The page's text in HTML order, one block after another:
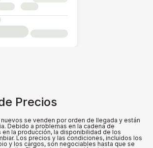
Precios
se venden por orden de llegada y están
Debido a problemas en la cadena de
en la producción, la disponibilidad de los
Los precios y las condiciones, incluidos los
y los cargos, son negociables hasta que se